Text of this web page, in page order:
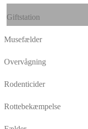
Giftstation
Musefælder
Overvågning
Rodenticider
Rottebekæmpelse